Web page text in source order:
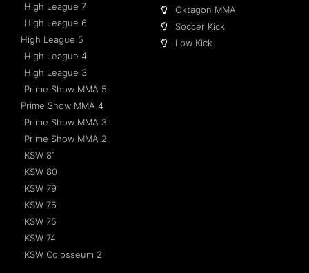
High League 7
High League 6
High League 5
High League 4
High League 3
Prime Show MMA 5
Prime Show MMA 4
Prime Show MMA 3
Prime Show MMA 2
KSW 81
KSW 80
KSW 79
KSW 76
KSW 75
KSW 74
KSW Colosseum 2
Oktagon MMA
Soccer Kick
Low Kick